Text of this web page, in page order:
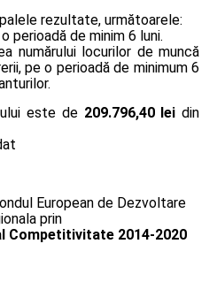
rezultate, următoarele:
perioadă de minim 6 luni.
numărului locurilor de muncă
pe o perioadă de minimum 6
este de 209.796,40 lei din
European de Dezvoltare
prin
Competitivitate 2014-2020